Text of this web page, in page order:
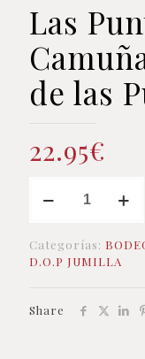
Las
de las
22.95€
Puntilla
3/4
El
las
Categorías:
D.O.P JUMILLA
Share